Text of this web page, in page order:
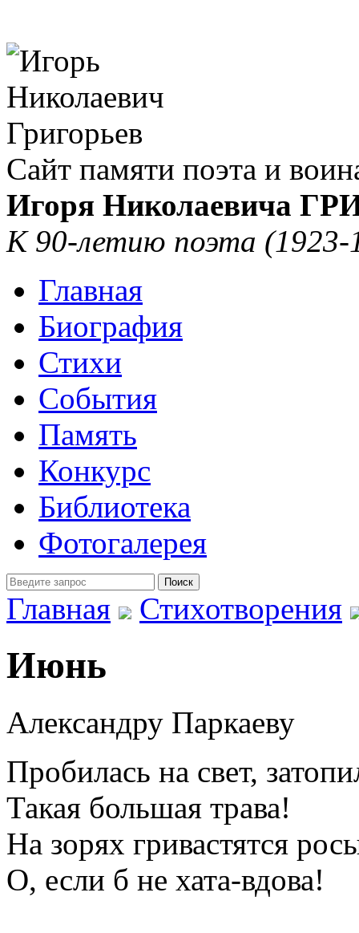
Сайт памяти поэта и
Игоря Николаевича
К 90-летию поэта (1923-
Главная
Биография
Стихи
События
Память
Конкурс
Библиотека
Фотогалерея
Главная
Стихотворения
Июнь
Александру Паркаеву
Пробилась на свет,
Такая большая трава!
На зорях гривастятся
О, если б не хата-вдова!